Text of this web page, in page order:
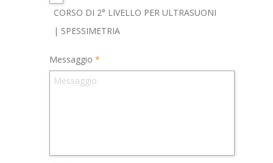
CORSO DI 2° LIVELLO PER ULTRASUONI
| SPESSIMETRIA
Messaggio